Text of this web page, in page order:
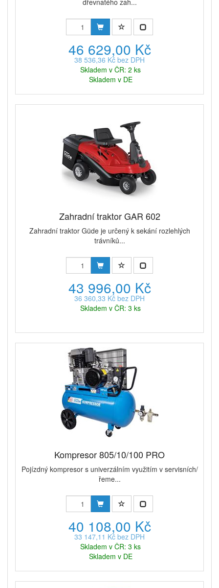
dřevnatého zah...
46 629,00 Kč
38 536,36 Kč bez DPH
Skladem v ČR: 2 ks
Skladem v DE
Zahradní traktor GAR 602
Zahradní traktor Güde je určený k sekání rozlehlých
trávníků...
43 996,00 Kč
36 360,33 Kč bez DPH
Skladem v ČR: 3 ks
Kompresor 805/10/100 PRO
Pojízdný kompresor s univerzálním využitím v servisních/
řeme...
40 108,00 Kč
33 147,11 Kč bez DPH
Skladem v ČR: 3 ks
Skladem v DE